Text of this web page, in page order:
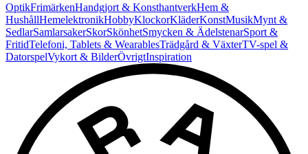
OptikFrimärkenHandgjort & KonsthantverkHem &
HushållHemelektronikHobbyKlockorKläderKonstMusikMynt &
SedlarSamlarsakerSkorSkönhetSmycken & ÄdelstenarSport &
FritidTelefoni, Tablets & WearablesTrädgård & VäxterTV-spel &
DatorspelVykort & BilderÖvrigtInspiration